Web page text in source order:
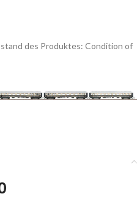
des Produktes: Condition of